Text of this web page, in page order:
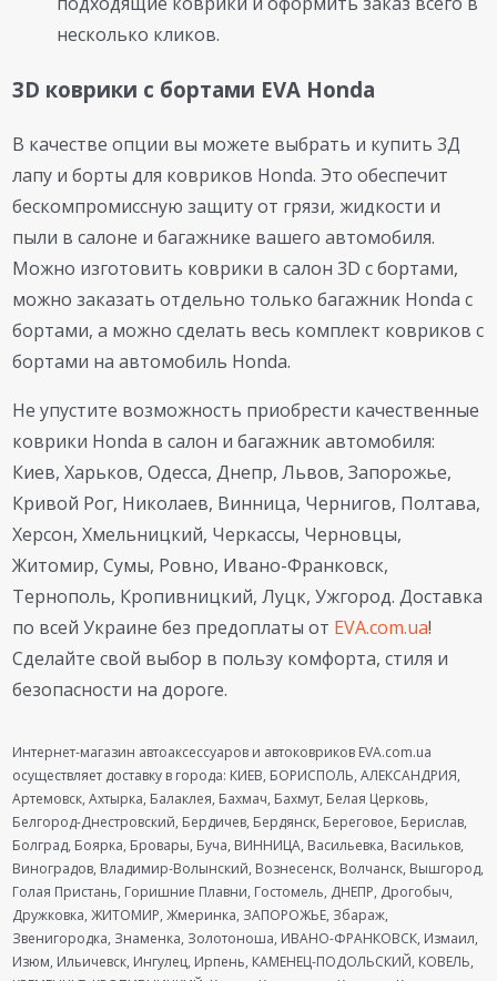
несколько кликов.
3D коврики с бортами EVA Honda
В качестве опции вы можете выбрать и купить 3Д
лапу и борты для ковриков Honda. Это обеспечит
бескомпромиссную защиту от грязи, жидкости и
пыли в салоне и багажнике вашего автомобиля.
Можно изготовить коврики в салон 3D с бортами,
можно заказать отдельно только багажник Honda с
бортами, а можно сделать весь комплект ковриков с
бортами на автомобиль Honda.
Не упустите возможность приобрести качественные
коврики Honda в салон и багажник автомобиля:
Киев, Харьков, Одесса, Днепр, Львов, Запорожье,
Кривой Рог, Николаев, Винница, Чернигов, Полтава,
Херсон, Хмельницкий, Черкассы, Черновцы,
Житомир, Сумы, Ровно, Ивано-Франковск,
Тернополь, Кропивницкий, Луцк, Ужгород. Доставка
по всей Украине без предоплаты от EVA.com.ua!
Сделайте свой выбор в пользу комфорта, стиля и
безопасности на дороге.
Интернет-магазин автоаксессуаров и автоковриков EVA.com.ua
осуществляет доставку в города: КИЕВ, БОРИСПОЛЬ, АЛЕКСАНДРИЯ,
Артемовск, Ахтырка, Балаклея, Бахмач, Бахмут, Белая Церковь,
Белгород-Днестровский, Бердичев, Бердянск, Береговое, Берислав,
Болград, Боярка, Бровары, Буча, ВИННИЦА, Васильевка, Васильков,
Виноградов, Владимир-Волынский, Вознесенск, Волчанск, Вышгород,
Голая Пристань, Горишние Плавни, Гостомель, ДНЕПР, Дрогобыч,
Дружковка, ЖИТОМИР, Жмеринка, ЗАПОРОЖЬЕ, Збараж,
Звенигородка, Знаменка, Золотоноша, ИВАНО-ФРАНКОВСК, Измаил,
Изюм, Ильичевск, Ингулец, Ирпень, КАМЕНЕЦ-ПОДОЛЬСКИЙ, КОВЕЛЬ,